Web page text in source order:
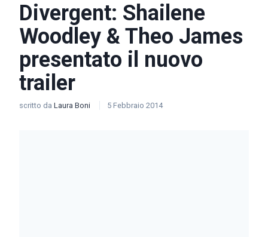
Divergent: Shailene
Woodley & Theo James
presentato il nuovo
trailer
scritto da Laura Boni 5 Febbraio 2014